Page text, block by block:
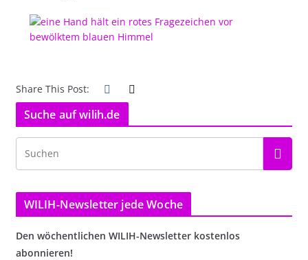
Share This Post:
Suche auf wilih.de
WILIH-Newsletter jede Woche
Den wöchentlichen WILIH-Newsletter kostenlos
abonnieren!